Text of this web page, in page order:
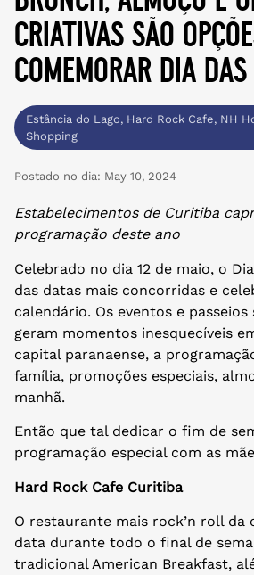
criativas são
comemorar dia das
Estância do Lago, Hard Rock Cafe, NH
Shopping
Postado no dia: May 10, 2024
Estabelecimentos de Curitiba
programação deste ano
Celebrado no dia 12 de maio, o
das datas mais concorridas e
calendário. Os eventos e
geram momentos inesquecíveis
capital paranaense, a
família, promoções especiais,
manhã.
Então que tal dedicar o fim de
programação especial com as
Hard Rock Cafe Curitiba
O restaurante mais rock’n roll da
data durante todo o final de
tradicional American Breakfast,